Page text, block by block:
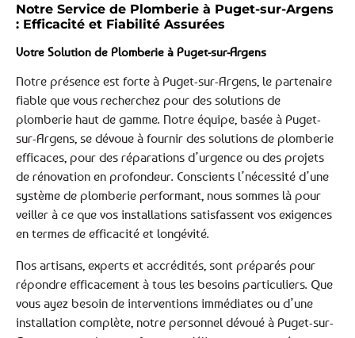
Notre Service de Plomberie à Puget-sur-Argens
: Efficacité et Fiabilité Assurées
Votre Solution de Plomberie à Puget-sur-Argens
Notre présence est forte à Puget-sur-Argens, le partenaire
fiable que vous recherchez pour des solutions de
plomberie haut de gamme. Notre équipe, basée à Puget-
sur-Argens, se dévoue à fournir des solutions de plomberie
efficaces, pour des réparations d’urgence ou des projets
de rénovation en profondeur. Conscients l’nécessité d’une
système de plomberie performant, nous sommes là pour
veiller à ce que vos installations satisfassent vos exigences
en termes de efficacité et longévité.
Nos artisans, experts et accrédités, sont préparés pour
répondre efficacement à tous les besoins particuliers. Que
vous ayez besoin de interventions immédiates ou d’une
installation complète, notre personnel dévoué à Puget-sur-